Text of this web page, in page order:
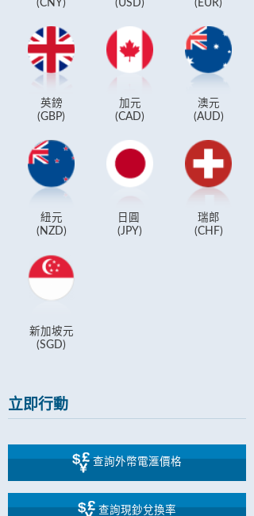
(CNY)
(USD)
(EUR)
英鎊
(GBP)
加元
(CAD)
澳元
(AUD)
紐元
(NZD)
日圓
(JPY)
瑞郎
(CHF)
新加坡元
(SGD)
立即行動
查詢外幣電滙價格
查詢現鈔兌換率